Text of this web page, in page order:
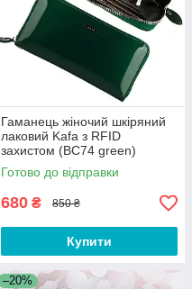
Гаманець жіночий шкіряний
лаковий Kafa з RFID
захистом (BC74 green)
Готово до відправки
680 ₴ 850 ₴
Купити
–20%